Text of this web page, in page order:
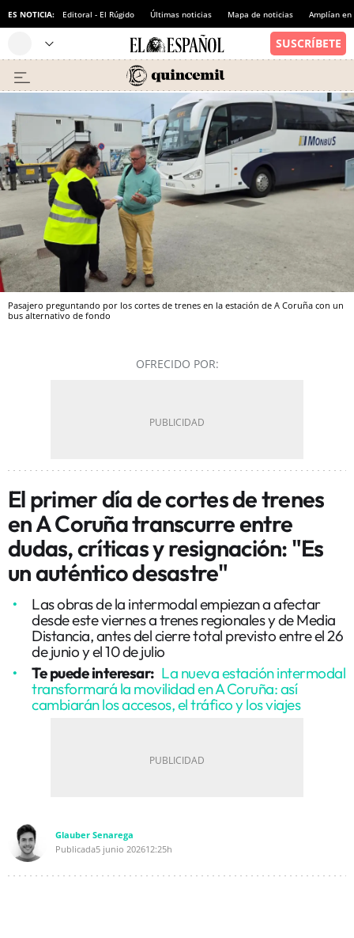
ES NOTICIA: Editoral - El Rúgido Últimas noticias Mapa de noticias Amplían
Pasajero preguntando por los cortes de trenes en la estación de A Coruña con un
bus alternativo de fondo
OFRECIDO POR:
El primer día de cortes de trenes
en A Coruña transcurre entre
dudas, críticas y resignación: "Es
un auténtico desastre"
Las obras de la intermodal empiezan a afectar
desde este viernes a trenes regionales y de Media
Distancia, antes del cierre total previsto entre el 26
de junio y el 10 de julio
Te puede interesar: La nueva estación intermodal
transformará la movilidad en A Coruña: así
cambiarán los accesos, el tráfico y los viajes
Glauber Senarega
Publicada5 junio 202612:25h